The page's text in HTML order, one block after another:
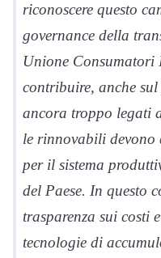
riconoscere questo
governance della
Unione
contribuire, anche
ancora troppo legati
le rinnovabili devono
per il sistema
del Paese. In questo
trasparenza sui costi
tecnologie di